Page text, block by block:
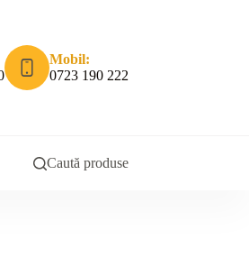
Mobil:
0723 190 222
Caută produse